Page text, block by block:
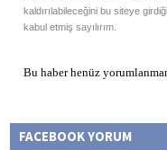
kaldırılabileceğini bu siteye
kabul etmiş sayılırım.
Bu haber henüz
FACEBOOK YORUM